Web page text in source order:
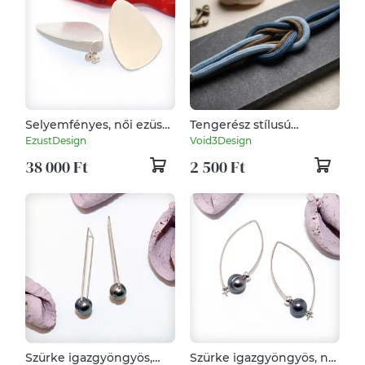
Selyemfényes, női ezüst
fülbevaló pár (EF.158)
EzustDesign
38 000 Ft
Tengerész stílusú
csomózott karkötő –
Kék-barna harmónia
Void3Design
2 500 Ft
Szürke igazgyöngyös,
Szürke igazgyöngyös, női